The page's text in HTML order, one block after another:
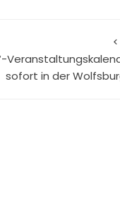
sofort in der